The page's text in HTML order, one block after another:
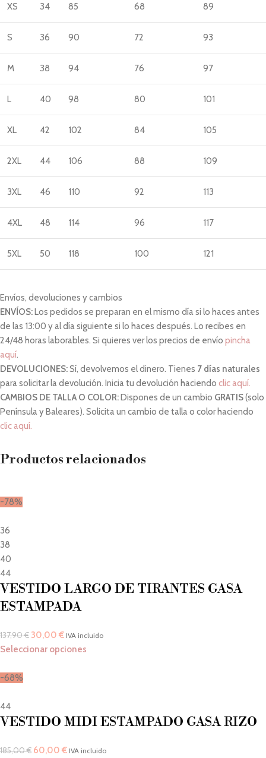
XS 34 85 68 89
S 36 90 72 93
M 38 94 76 97
L 40 98 80 101
XL 42 102 84 105
2XL 44 106 88 109
3XL 46 110 92 113
4XL 48 114 96 117
5XL 50 118 100 121
Envíos, devoluciones y cambios
ENVÍOS:Los pedidos se preparan en el mismo día si lo haces antes
de las 13:00 y al día siguiente si lo haces después. Lo recibes en
24/48 horas laborables. Si quieres ver los precios de envío pincha
aquí.
DEVOLUCIONES:Sí, devolvemos el dinero. Tienes 7 días naturales
para solicitar la devolución. Inicia tu devolución haciendo clic aquí.
CAMBIOS DE TALLA O COLOR:Dispones de un cambio GRATIS(solo
Península y Baleares). Solicita un cambio de talla o color haciendo
clic aquí.
Productos relacionados
-78%
36
38
40
44
VESTIDO LARGO DE TIRANTES GASA
ESTAMPADA
137,90€ 30,00 € IVA incluido
Seleccionar opciones
-68%
44
VESTIDO MIDI ESTAMPADO GASA RIZO
185,00€ 60,00 € IVA incluido